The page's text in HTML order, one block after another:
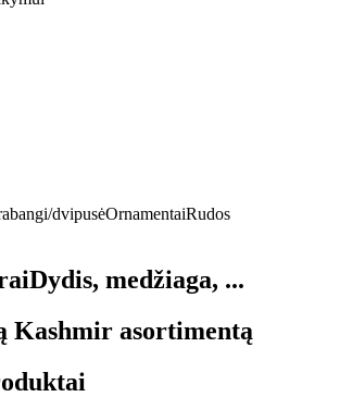
dvipusėOrnamentaiRudos
Dydis, medžiaga, ...
Kashmir asortimentą